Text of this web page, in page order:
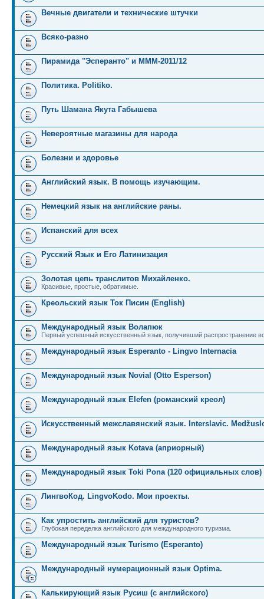
Вечные двигатели и технические штучки
Всяко-разно
Пирамида "Эсперанто" и MMM-2011/12
Политика. Politiko.
Путь Шамана Якута Габышева
Невероятные магазины для народа
Болезни и здоровье
Английский язык. В помощь изучающим.
Немецкий язык на английские раны.
Испанский для всех
Русский Язык и Его Латинизация
Золотая цепь транслитов Михайленко.
Красивые, простые, обратимые.
Креольский язык Ток Писин (English)
Международный язык Волапюк
Первый успешный искусственный язык, получивший распространение
Международный язык Esperanto - Lingvo Internacia
Международный язык Novial (Otto Esperson)
Международный язык Elefen (романский креол)
Искусственный межславянский язык. Interslavic.
Международный язык Kotava (априорный)
Международный язык Toki Pona (120 официальных слов)
ЛингвоКод. LingvoKodo. Мои проекты.
Как упростить английский для туристов?
Глубокая переделка английского для международного туризма.
Международный язык Turismo (Esperanto)
Международный нумерационный язык Optima.
Калькирующий язык Русиш (с английского)